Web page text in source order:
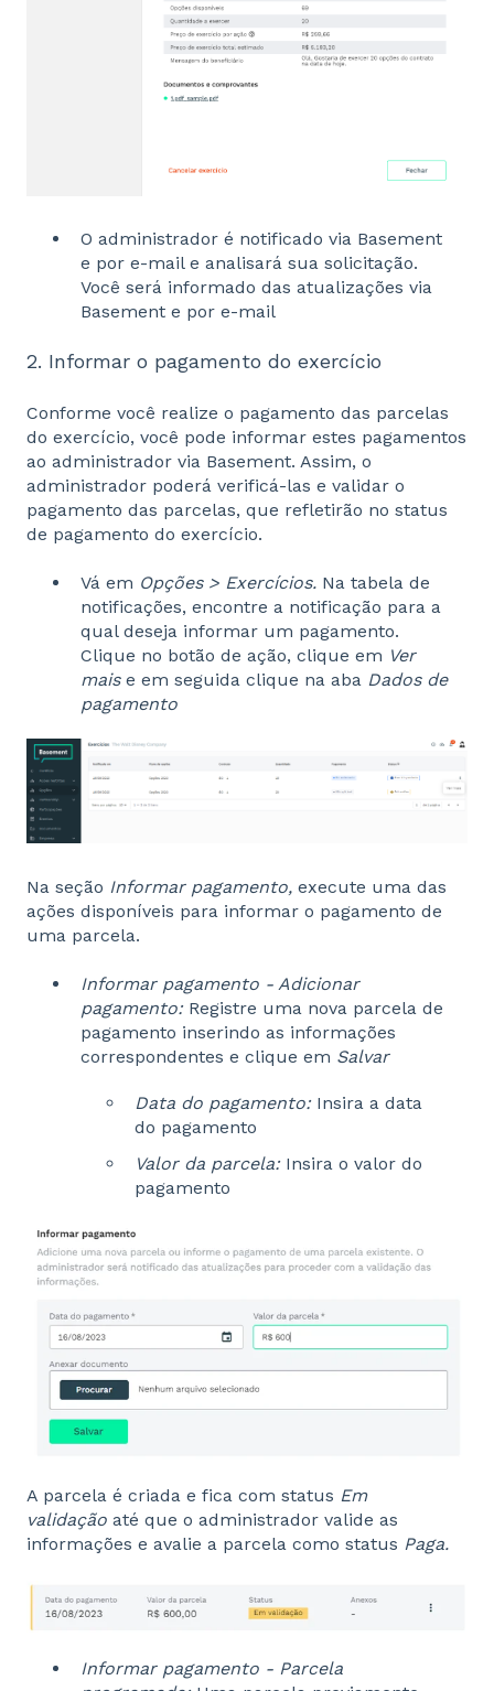
O administrador é notificado via Basement
e por e-mail e analisará sua solicitação.
Você será informado das atualizações via
Basement e por e-mail
2. Informar o pagamento do exercício
Conforme você realize o pagamento das parcelas
do exercício, você pode informar estes pagamentos
ao administrador via Basement. Assim, o
administrador poderá verificá-las e validar o
pagamento das parcelas, que refletirão no status
de pagamento do exercício.
Vá em Opções > Exercícios. Na tabela de
notificações, encontre a notificação para a
qual deseja informar um pagamento.
Clique no botão de ação, clique em Ver
maise em seguida clique na aba Dados de
pagamento
Na seção Informar pagamento, execute uma das
ações disponíveis para informar o pagamento de
uma parcela.
Informar pagamento - Adicionar
pagamento: Registre uma nova parcela de
pagamento inserindo as informações
correspondentes e clique em Salvar
Data do pagamento: Insira a data
do pagamento
Valor da parcela: Insira o valor do
pagamento
A parcela é criada e fica com status Em
validação até que o administrador valide as
informações e avalie a parcela como status Paga.
Informar pagamento - Parcela